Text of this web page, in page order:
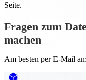
Seite.
Fragen zum
machen
Am besten per E-Mail an: